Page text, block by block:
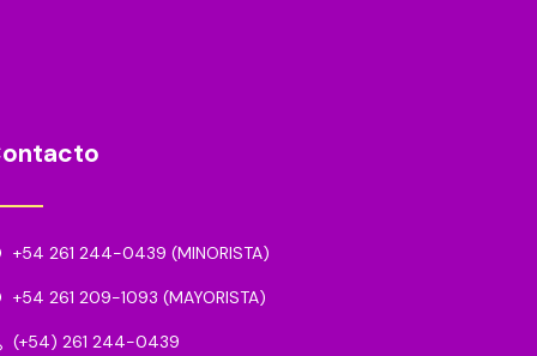
+54 261 244-0439 (MINORISTA)
+54 261 209-1093 (MAYORISTA)
(+54) 261 244-0439